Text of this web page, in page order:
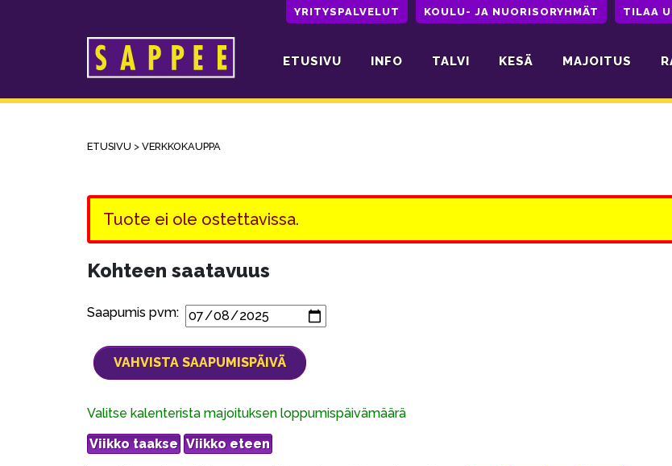
YRITYSPALVELUT KOULU- JA NUORISORYHMÄT TILAA
Päävalikko ETUSIVU INFO TALVI KESÄ MAJOITUS
ETUSIVU > VERKKOKAUPPA
Tuote ei ole ostettavissa.
Kohteen saatavuus
Saapumis pvm:
Valitse kalenterista majoituksen loppumispäivämäärä